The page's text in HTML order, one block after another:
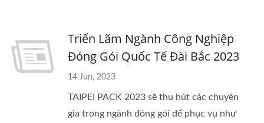
Triển Lãm Ngành Công Nghiệp
Đóng Gói Quốc Tế Đài Bắc 2023
14 Jun, 2023
TAIPEI PACK 2023 sẽ thu hút các chuyên
gia trong ngành đóng gói để phục vụ như